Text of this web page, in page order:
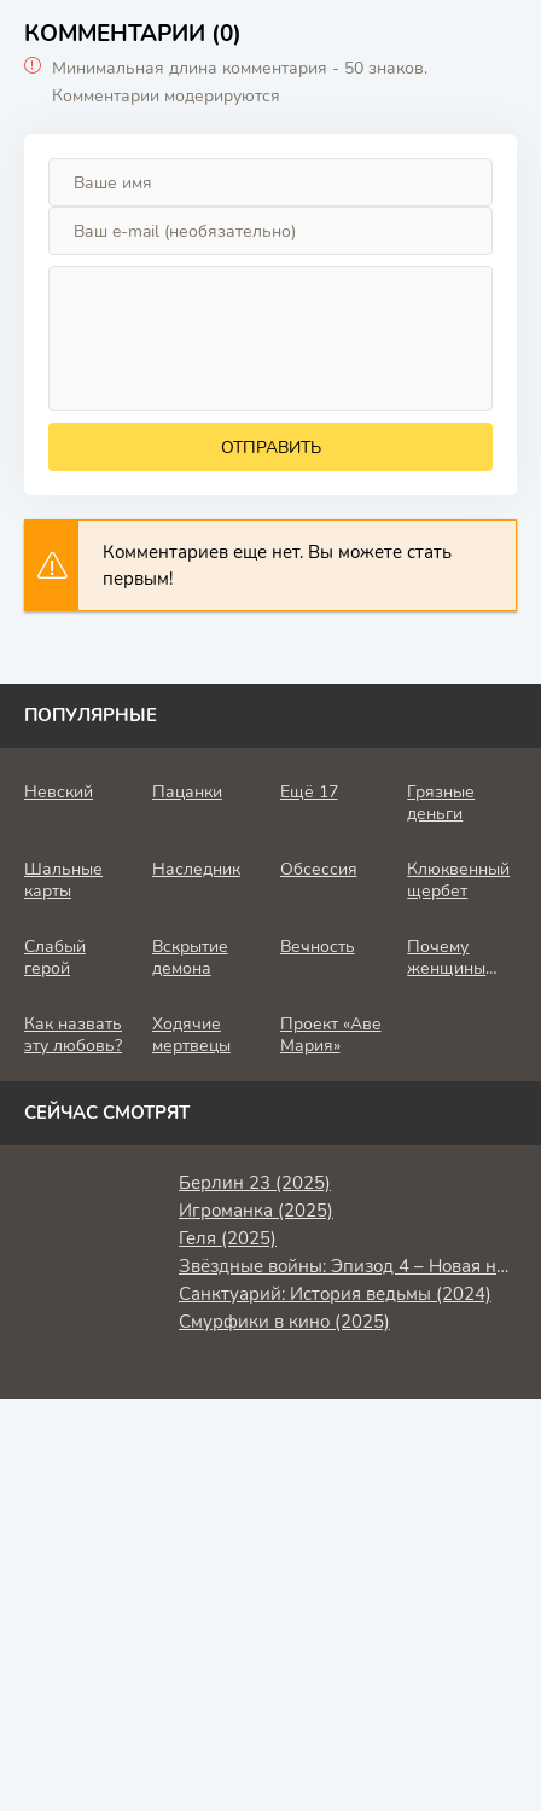
КОММЕНТАРИИ (0)
Минимальная длина комментария - 50 знаков.
Комментарии модерируются
ОТПРАВИТЬ
Комментариев еще нет. Вы можете стать
первым!
ПОПУЛЯРНЫЕ
Невский Пацанки Ещё 17
Грязные
деньги
Шальные
карты
Наследник Обсессия
Клюквенный
щербет
Слабый
герой
Вскрытие
демона
Вечность
Почему
женщины
Как назвать
эту любовь?
Ходячие
мертвецы
Проект «Аве
Мария»
СЕЙЧАС СМОТРЯТ
Берлин 23 (2025)
Игроманка (2025)
Геля (2025)
Звёздные войны: Эпизод 4 – Новая надежда (1977)
Санктуарий: История ведьмы (2024)
Смурфики в кино (2025)